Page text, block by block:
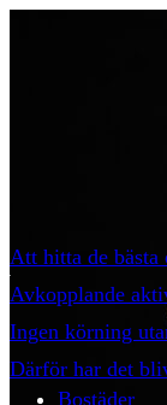
Att hitta de bästa
Avkopplande
Ingen körning
Därför har det
Bostäder